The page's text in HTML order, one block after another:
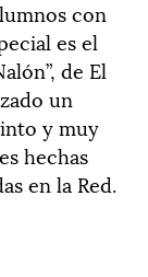
con
es el
de El
un
y muy
hechas
en la Red.